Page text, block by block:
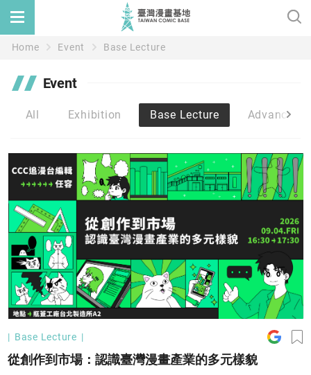
Home Event Base Lecture
Event
All Exhibition Base Lecture Advance
Base Lecture
從創作到市場：認識臺灣漫畫產業的多元樣貌